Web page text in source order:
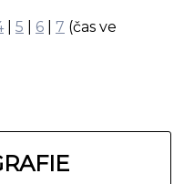
| 5 6 7 (čas ve